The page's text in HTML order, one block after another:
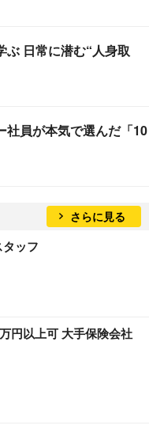
ぶ 日常に潜む“人身取
社員が本気で選んだ「10
さらに見る
ッフ
円以上可 大手保険会社